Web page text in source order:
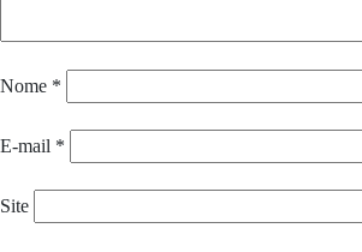
Nome *
E-mail *
Site